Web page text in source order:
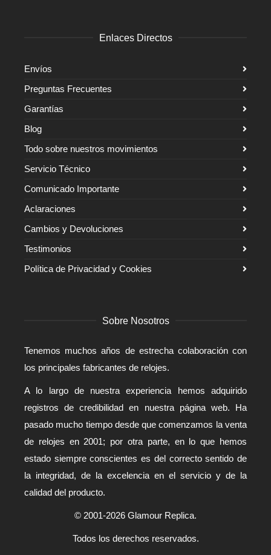
Enlaces Directos
Envíos
Preguntas Frecuentes
Garantías
Blog
Todo sobre nuestros movimientos
Servicio Técnico
Comunicado Importante
Aclaraciones
Cambios y Devoluciones
Testimonios
Política de Privacidad y Cookies
Sobre Nosotros
Tenemos muchos años de estrecha colaboración con
los principales fabricantes de relojes.
A lo largo de nuestra experiencia hemos adquirido
registros de credibilidad en nuestra página web. Ha
pasado mucho tiempo desde que comenzamos la venta
de relojes en 2001; por otra parte, en lo que hemos
estado siempre conscientes es del correcto sentido de
la integridad, de la excelencia en el servicio y de la
calidad del producto.
© 2001-2026 Glamour Replica.
Todos los derechos reservados.